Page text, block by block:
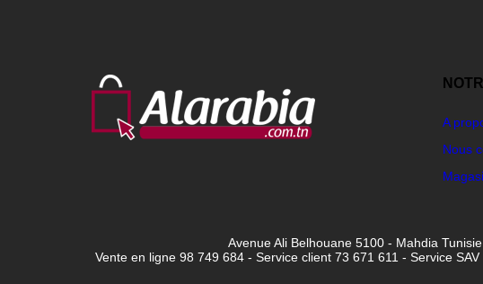
A
Nous
Avenue Ali Belhouane 5100 - Mahdia
Vente en ligne 98 749 684 - Service client 73 671 611 - Service